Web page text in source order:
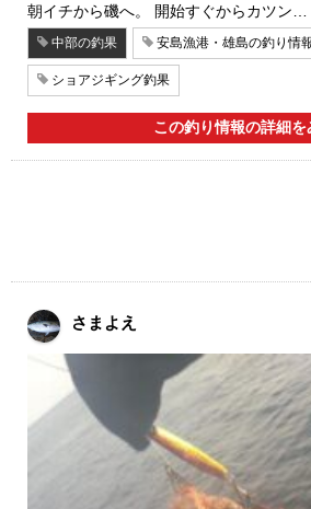
朝イチから磯へ。 開始すぐからカツン…
中部の釣果 安島漁港・雄島の釣り情
ショアジギング釣果
この釣り情報の詳細を
さまよえ